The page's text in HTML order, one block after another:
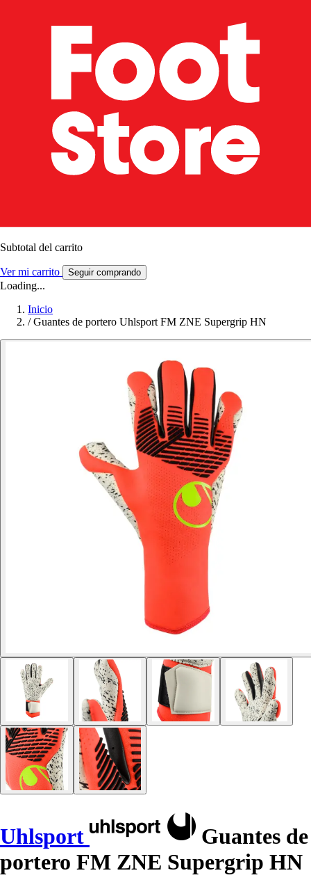
Subtotal del carrito
Ver mi carrito Seguir comprando
Loading...
Inicio
/ Guantes de portero Uhlsport FM ZNE Supergrip HN
Uhlsport
Guantes de
portero FM ZNE Supergrip HN